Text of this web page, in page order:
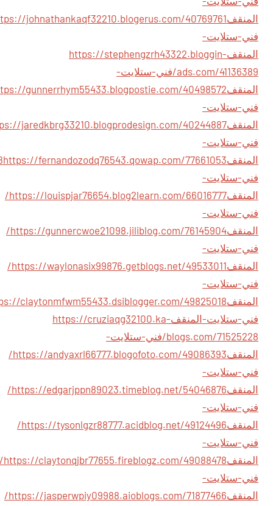
المنقف
فني-ستلايت-
المنقفhttps://stephengzrh43322.bloggin-
ads.com/41136389/فني-ستلايت-
المنقف
فني-ستلايت-
المنقف
فني-ستلايت-
المنقف
فني-ستلايت-
المنقف
https://louispjar76654.blog2learn.com/66016777/
فني-ستلايت-
المنقف
https://gunnercwoe21098.jiliblog.com/76145904/
فني-ستلايت-
المنقف
https://waylonasix99876.getblogs.net/49533011/
فني-ستلايت-
المنقف
فني-ستلايت-المنقفhttps://cruziaqg32100.ka-
blogs.com/71525228/فني-ستلايت-
المنقف
https://andyaxrl66777.blogofoto.com/49086393/
فني-ستلايت-
المنقف
https://edgarjppn89023.timeblog.net/54046876/
فني-ستلايت-
المنقف
https://tysonlgzr88777.acidblog.net/49124496/
فني-ستلايت-
المنقف
https://claytonqjbr77655.fireblogz.com/49088478/
فني-ستلايت-
المنقف
https://jasperwpiy09988.aioblogs.com/71877466/